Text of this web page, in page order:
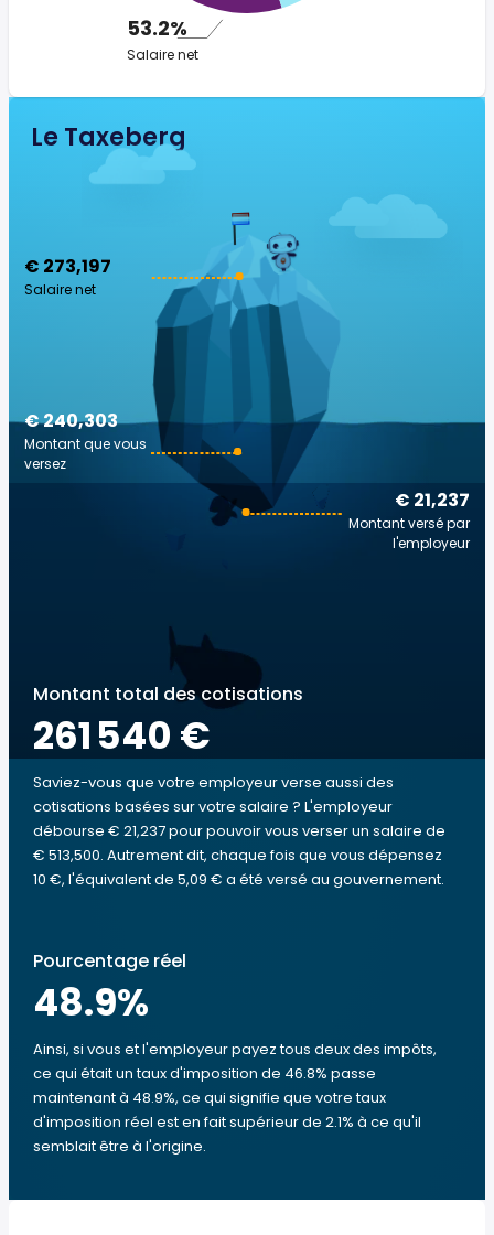
53.2%
Salaire net
Le Taxeberg
€ 273,197
Salaire net
€ 21,237
Montant versé par
l'employeur
€ 240,303
Montant que vous
versez
Montant total des cotisations
261 540 €
Saviez-vous que votre employeur verse aussi des
cotisations basées sur votre salaire ? L'employeur
débourse € 21,237 pour pouvoir vous verser un salaire de
€ 513,500. Autrement dit, chaque fois que vous dépensez
10 €, l'équivalent de 5,09 € a été versé au gouvernement.
Pourcentage réel
48.9%
Ainsi, si vous et l'employeur payez tous deux des impôts,
ce qui était un taux d'imposition de 46.8% passe
maintenant à 48.9%, ce qui signifie que votre taux
d'imposition réel est en fait supérieur de 2.1% à ce qu'il
semblait être à l'origine.